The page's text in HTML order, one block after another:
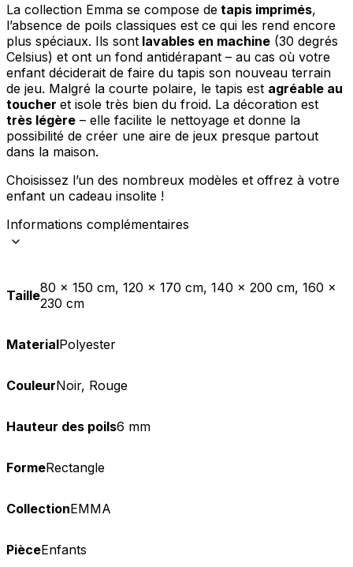
La collection Emma se compose de tapis imprimés,
l’absence de poils classiques est ce qui les rend encore
plus spéciaux. Ils sont lavables en machine (30 degrés
Celsius) et ont un fond antidérapant – au cas où votre
enfant déciderait de faire du tapis son nouveau terrain
de jeu. Malgré la courte polaire, le tapis est agréable au
toucher et isole très bien du froid. La décoration est
très légère – elle facilite le nettoyage et donne la
possibilité de créer une aire de jeux presque partout
dans la maison.
Choisissez l’un des nombreux modèles et offrez à votre
enfant un cadeau insolite !
Informations complémentaires
Taille80 x 150 cm, 120 x 170 cm, 140 x 200 cm, 160 x
230 cm
MaterialPolyester
CouleurNoir, Rouge
Hauteur des poils6 mm
FormeRectangle
CollectionEMMA
PièceEnfants